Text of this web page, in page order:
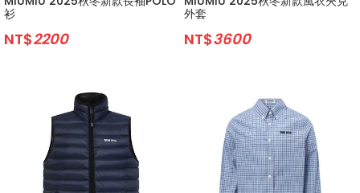
衫
NT$2200
外套
NT$3600